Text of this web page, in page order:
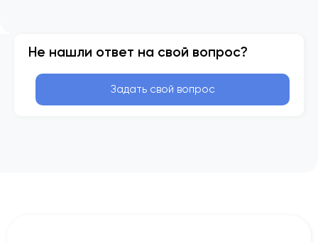
Не нашли ответ на свой вопрос?
Задать свой вопрос